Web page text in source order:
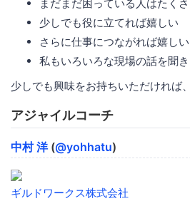
まだまだ困っている人はたく
少しでも役に立てれば嬉しい
さらに仕事につながれば嬉しい
私もいろいろな現場の話を聞
少しでも興味をお持ちいただければ
アジャイルコーチ
中村 洋(@yohhatu)
ギルドワークス株式会社